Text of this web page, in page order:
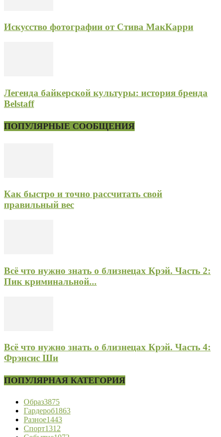
Искусство фотографии от Стива МакКарри
Легенда байкерской культуры: история бренда
Belstaff
ПОПУЛЯРНЫЕ СООБЩЕНИЯ
Как быстро и точно рассчитать свой
правильный вес
Всё что нужно знать о близнецах Крэй. Часть 2:
Пик криминальной...
Всё что нужно знать о близнецах Крэй. Часть 4:
Фрэнсис Ши
ПОПУЛЯРНАЯ КАТЕГОРИЯ
Образ3875
Гардероб1863
Разное1443
Спорт1312